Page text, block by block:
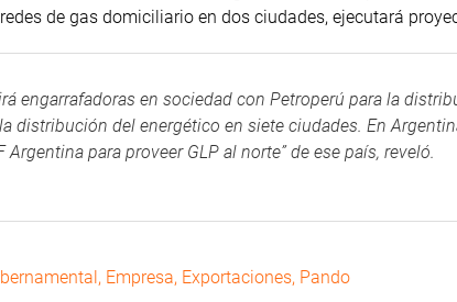
de gas domiciliario en dos ciudades, ejecutará
engarrafadoras en sociedad con Petroperú para la
distribución del energético en siete ciudades. En
Argentina para proveer GLP al norte” de ese país, reveló.
, Empresa, Exportaciones, Pando